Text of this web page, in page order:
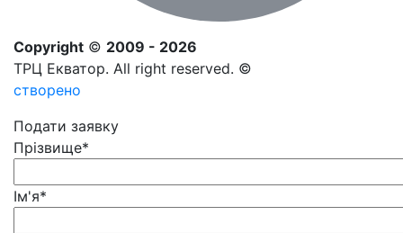
Copyright © 2009 - 2026
ТРЦ Екватор. All right reserved. ©
створено
Подати заявку
Прізвище*
Ім'я*